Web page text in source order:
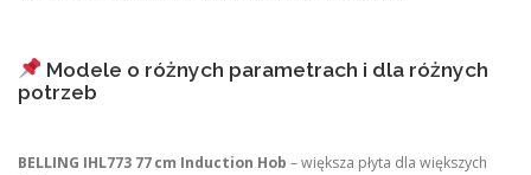
Modele o różnych parametrach i dla różnych
potrzeb
BELLING IHL773 77 cm Induction Hob – większa płyta dla większych